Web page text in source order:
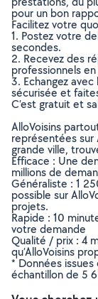
pour un bon
Facilitez votre
1. Postez votre
secondes.
2. Recevez des
professionnels
3. Echangez
sécurisée et
C’est gratuit et
AlloVoisins
représentées sur
grande ville,
Efficace : Une
millions de
Généraliste : 1
possible sur
projets.
Rapide : 10
votre demande
Qualité / prix : 4
qu’AlloVoisins
* Données issues
échantillon de 5